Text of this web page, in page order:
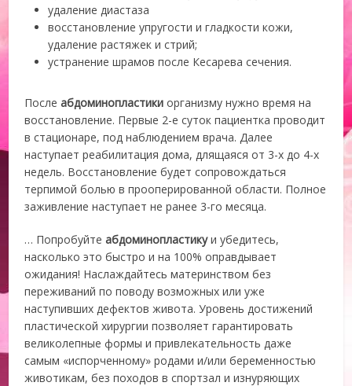
удаление диастаза
восстановление упругости и гладкости кожи,
удаление растяжек и стрий;
устранение шрамов после Кесарева сечения.
Послеабдоминопластики организму нужно время на
восстановление. Первые 2-е суток пациентка проводит
в стационаре, под наблюдением врача. Далее
наступает реабилитация дома, длящаяся от 3-х до 4-х
недель. Восстановление будет сопровождаться
терпимой болью в прооперированной области. Полное
заживление наступает не ранее 3-го месяца.
… Попробуйтеабдоминопластикуи убедитесь,
насколько это быстро и на 100% оправдывает
ожидания! Наслаждайтесь материнством без
переживаний по поводу возможных или уже
наступивших дефектов живота. Уровень достижений
пластической хирургии позволяет гарантировать
великолепные формы и привлекательность даже
самым «испорченному» родами и/или беременностью
животикам, без походов в спортзал и изнуряющих